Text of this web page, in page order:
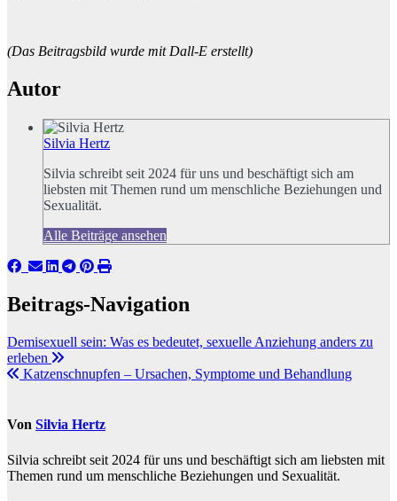
(Das Beitragsbild wurde mit Dall-E erstellt)
Autor
Silvia Hertz
Silvia schreibt seit 2024 für uns und beschäftigt sich am
liebsten mit Themen rund um menschliche Beziehungen und
Sexualität.
Alle Beiträge ansehen
Beitrags-Navigation
Demisexuell sein: Was es bedeutet, sexuelle Anziehung anders zu
erleben
Katzenschnupfen – Ursachen, Symptome und Behandlung
Von Silvia Hertz
Silvia schreibt seit 2024 für uns und beschäftigt sich am liebsten mit
Themen rund um menschliche Beziehungen und Sexualität.